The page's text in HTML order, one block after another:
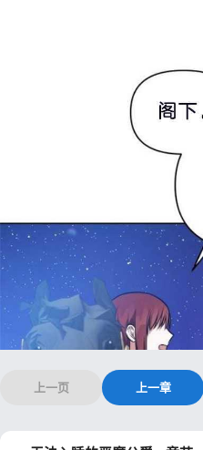
上一页 上一章